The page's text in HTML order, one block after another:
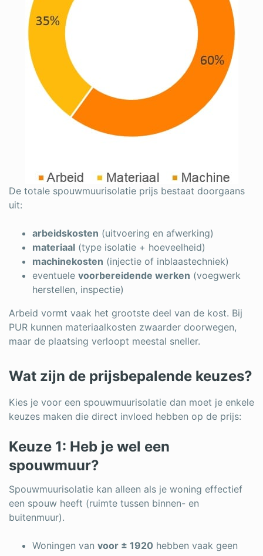
De totale spouwmuurisolatie prijs bestaat doorgaans
uit:
arbeidskosten (uitvoering en afwerking)
materiaal (type isolatie + hoeveelheid)
machinekosten (injectie of inblaastechniek)
eventuele voorbereidende werken (voegwerk
herstellen, inspectie)
Arbeid vormt vaak het grootste deel van de kost. Bij
PUR kunnen materiaalkosten zwaarder doorwegen,
maar de plaatsing verloopt meestal sneller.
Wat zijn de prijsbepalende keuzes?
Kies je voor een spouwmuurisolatie dan moet je enkele
keuzes maken die direct invloed hebben op de prijs:
Keuze 1: Heb je wel een
spouwmuur?
Spouwmuurisolatie kan alleen als je woning effectief
een spouw heeft (ruimte tussen binnen- en
buitenmuur).
Woningen van voor ± 1920 hebben vaak geen